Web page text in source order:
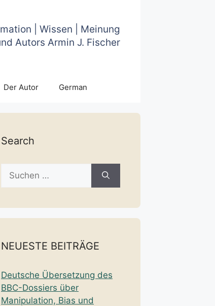
| Wissen | Meinung
Autors Armin J. Fischer
Der Autor German
Search
Suche
nach:
NEUESTE BEITRÄGE
Deutsche Übersetzung des
BBC-Dossiers über
Manipulation, Bias und